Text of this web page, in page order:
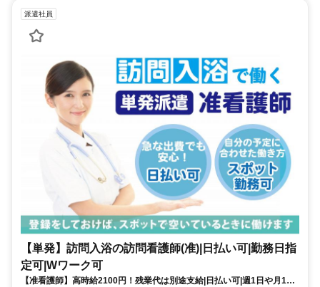
派遣社員
【単発】訪問入浴の訪問看護師(准)|日払い可|勤務日指
定可|Wワーク可
【准看護師】高時給2100円！残業代は別途支給|日払い可|週1日や月1回